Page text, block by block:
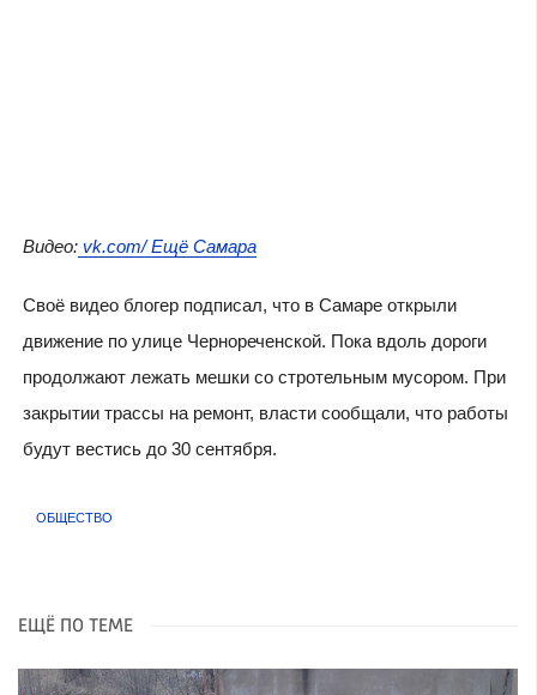
Видео:vk.com/ Ещё Самара
Своё видео блогер подписал, что в Самаре открыли
движение по улице Чернореченской. Пока вдоль дороги
продолжают лежать мешки со стротельным мусором. При
закрытии трассы на ремонт, власти сообщали, что работы
будут вестись до 30 сентября.
ОБЩЕСТВО
ЕЩЁ ПО ТЕМЕ